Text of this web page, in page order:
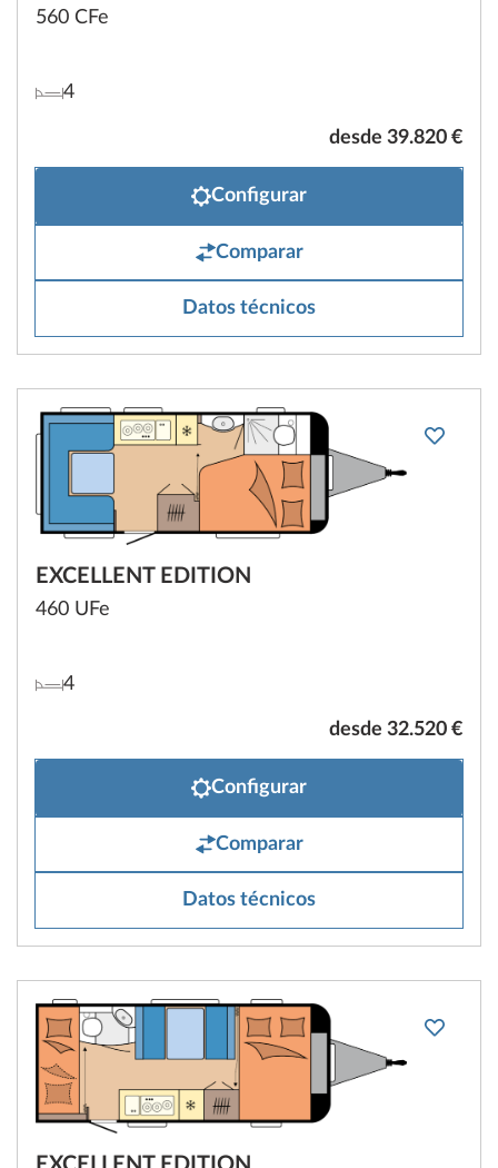
560 CFe
4
desde 39.820 €
Configurar
Comparar
Datos técnicos
EXCELLENT EDITION
460 UFe
4
desde 32.520 €
Configurar
Comparar
Datos técnicos